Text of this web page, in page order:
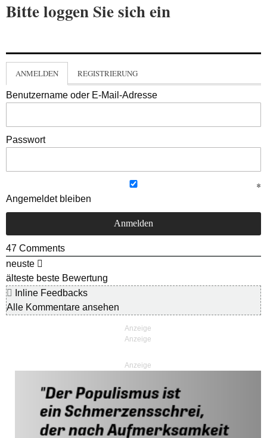
Bitte loggen Sie sich ein
ANMELDEN REGISTRIERUNG
Benutzername oder E-Mail-Adresse
Passwort
Angemeldet bleiben
47 Comments
neuste
älteste beste Bewertung
Inline Feedbacks
Alle Kommentare ansehen
Anzeige